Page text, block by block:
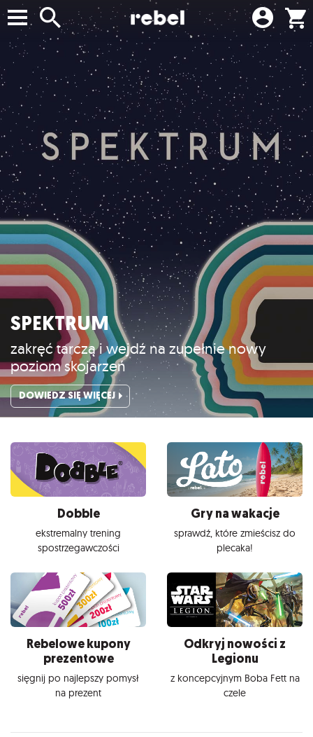
SPEKTRUM
zakręć tarczą i wejdź na zupełnie nowy
poziom skojarzeń
DOWIEDZ SIĘ WIĘCEJ
Dobble
ekstremalny trening
spostrzegawczości
Gry na wakacje
sprawdź, które zmieścisz do
plecaka!
Rebelowe kupony
prezentowe
sięgnij po najlepszy pomysł
na prezent
Odkryj nowości z
Legionu
z koncepcyjnym Boba Fett na
czele